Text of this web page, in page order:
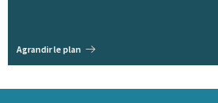
Agrandir le plan